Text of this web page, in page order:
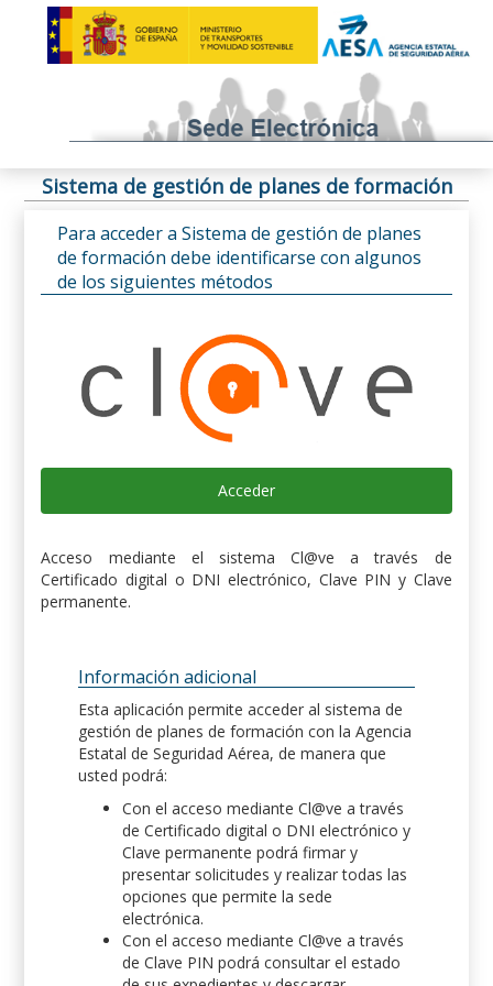
Sistema de gestión de planes de formación
Para acceder a Sistema de gestión de planes
de formación debe identificarse con algunos
de los siguientes métodos
Acceder
Acceso mediante el sistema Cl@ve a través de
Certificado digital o DNI electrónico, Clave PIN y Clave
permanente.
Información adicional
Esta aplicación permite acceder al sistema de
gestión de planes de formación con la Agencia
Estatal de Seguridad Aérea, de manera que
usted podrá:
Con el acceso mediante Cl@ve a través
de Certificado digital o DNI electrónico y
Clave permanente podrá firmar y
presentar solicitudes y realizar todas las
opciones que permite la sede
electrónica.
Con el acceso mediante Cl@ve a través
de Clave PIN podrá consultar el estado